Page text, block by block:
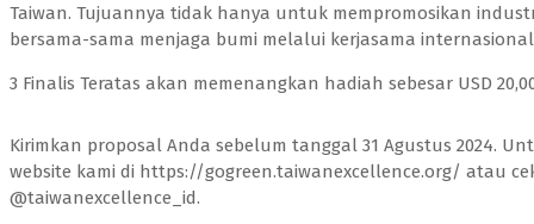
Taiwan. Tujuannya tidak hanya untuk mempromosikan
bersama-sama menjaga bumi melalui kerjasama
3 Finalis Teratas akan memenangkan hadiah sebesar USD
Kirimkan proposal Anda sebelum tanggal 31 Agustus 2024.
website kami di https://gogreen.taiwanexcellence.org/ atau
@taiwanexcellence_id.